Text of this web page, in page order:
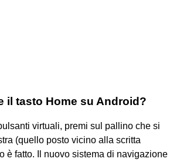
il tasto Home su Android?
virtuali, premi sul pallino che si
(quello posto vicino alla scritta
è fatto. Il nuovo sistema di navigazione